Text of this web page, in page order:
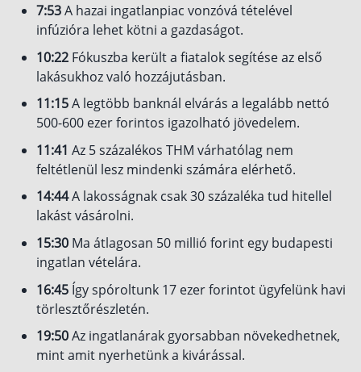
Egészségbiztosítás cégeknek
Magán egészségbiztosítás 💊
Betegbiztosítás
forintot
Egészségbiztosítás kalkulátor
Befektetés
Állampapír
Legjobb befektetés
Részvény vásárlás
TBSZ számla
ETF
Gyermek megtakarítás
7:53A hazai ingatlanpiac vonzóvá tételével
infúzióra lehet kötni a gazdaságot.
10:22 Fókuszba került a fiatalok segítése az első
lakásukhoz való hozzájutásban.
11:15A legtöbb banknál elvárás a legalább nettó
500-600 ezer forintos igazolható jövedelem.
11:41 Az 5 százalékos THM várhatólag nem
feltétlenül lesz mindenki számára elérhető.
14:44A lakosságnak csak 30 százaléka tud hitellel
lakást vásárolni.
15:30 Ma átlagosan 50 millió forint egy budapesti
ingatlan vételára.
16:45 Így spóroltunk 17 ezer forintot ügyfelünk havi
törlesztőrészletén.
19:50Az ingatlanárak gyorsabban növekedhetnek,
mint amit nyerhetünk a kivárással.